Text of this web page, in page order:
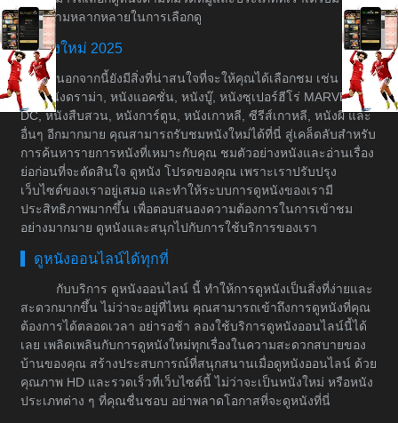
เพื่อความหลากหลายในการเลือกดู
หนังใหม่ 2025
นอกจากนี้ยังมีสิ่งที่น่าสนใจที่จะให้คุณได้เลือกชม เช่น หนัง
ต่อ, หนังดราม่า, หนังแอคชั่น, หนังบู๊, หนังซุเปอร์ฮีโร่ MARVEL &
DC, หนังสืบสวน, หนังการ์ตูน, หนังเกาหลี, ซีรีส์เกาหลี, หนังผี และ
อื่นๆ อีกมากมาย คุณสามารถรับชมหนังใหม่ได้ที่นี่ สู่เคล็ดลับสำหรับ
การค้นหารายการหนังที่เหมาะกับคุณ ชมตัวอย่างหนังและอ่านเรื่อง
ย่อก่อนที่จะตัดสินใจ ดูหนัง โปรดของคุณ เพราะเราปรับปรุง
เว็บไซต์ของเราอยู่เสมอ และทำให้ระบบการดูหนังของเรามี
ประสิทธิภาพมากขึ้น เพื่อตอบสนองความต้องการในการเข้าชม
อย่างมากมาย ดูหนังและสนุกไปกับการใช้บริการของเรา
ดูหนังออนไลน์ได้ทุกที่
กับบริการ ดูหนังออนไลน์ นี้ ทำให้การดูหนังเป็นสิ่งที่ง่ายและ
สะดวกมากขึ้น ไม่ว่าจะอยู่ที่ไหน คุณสามารถเข้าถึงการดูหนังที่คุณ
ต้องการได้ตลอดเวลา อย่ารอช้า ลองใช้บริการดูหนังออนไลน์นี้ได้
เลย เพลิดเพลินกับการดูหนังใหม่ทุกเรื่องในความสะดวกสบายของ
บ้านของคุณ สร้างประสบการณ์ที่สนุกสนานเมื่อดูหนังออนไลน์ ด้วย
คุณภาพ HD และรวดเร็วที่เว็บไซต์นี้ ไม่ว่าจะเป็นหนังใหม่ หรือหนัง
ประเภทต่าง ๆ ที่คุณชื่นชอบ อย่าพลาดโอกาสที่จะดูหนังที่นี่